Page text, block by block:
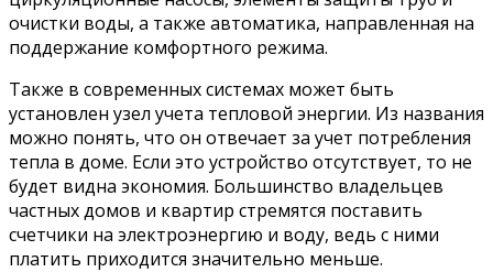
очистки воды, а также автоматика, направленная на
поддержание комфортного режима.
Также в современных системах может быть
установлен узел учета тепловой энергии. Из названия
можно понять, что он отвечает за учет потребления
тепла в доме. Если это устройство отсутствует, то не
будет видна экономия. Большинство владельцев
частных домов и квартир стремятся поставить
счетчики на электроэнергию и воду, ведь с ними
платить приходится значительно меньше.